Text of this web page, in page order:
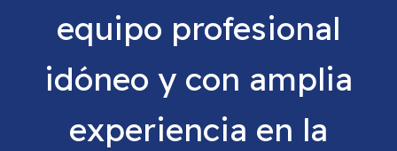
equipo profesional
idóneo y con amplia
experiencia en la